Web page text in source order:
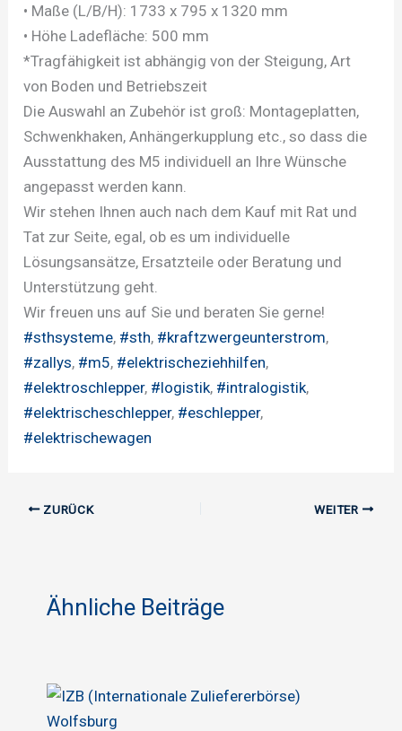
• Maße (L/B/H): 1733 x 795 x 1320 mm
• Höhe Ladefläche: 500 mm
*Tragfähigkeit ist abhängig von der Steigung, Art
von Boden und Betriebszeit
Die Auswahl an Zubehör ist groß: Montageplatten,
Schwenkhaken, Anhängerkupplung etc., so dass die
Ausstattung des M5 individuell an Ihre Wünsche
angepasst werden kann.
Wir stehen Ihnen auch nach dem Kauf mit Rat und
Tat zur Seite, egal, ob es um individuelle
Lösungsansätze, Ersatzteile oder Beratung und
Unterstützung geht.
Wir freuen uns auf Sie und beraten Sie gerne!
#sthsysteme, #sth, #kraftzwergeunterstrom,
#zallys, #m5, #elektrischeziehhilfen,
#elektroschlepper, #logistik, #intralogistik,
#elektrischeschlepper, #eschlepper,
#elektrischewagen
ZURÜCK WEITER
Ähnliche Beiträge